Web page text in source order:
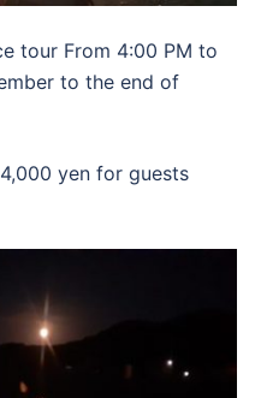
tour From 4:00 PM to
to the end of
yen for guests